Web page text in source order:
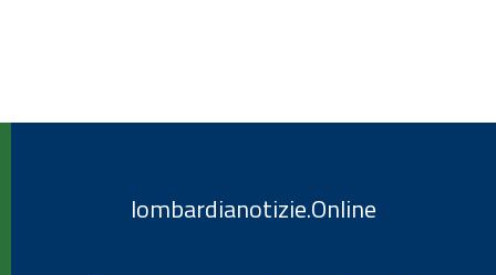
lombardianotizie.Online